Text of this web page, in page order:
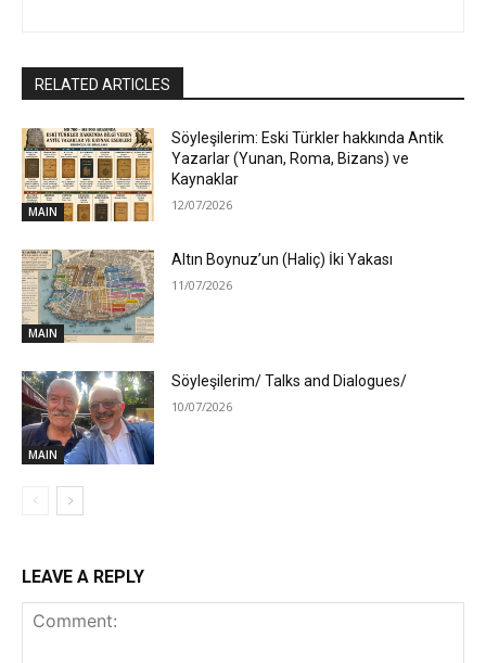
RELATED ARTICLES
MAIN
Söyleşilerim: Eski Türkler hakkında Antik
Yazarlar (Yunan, Roma, Bizans) ve
Kaynaklar
12/07/2026
MAIN
Altın Boynuz’un (Haliç) İki Yakası
11/07/2026
MAIN
Söyleşilerim/ Talks and Dialogues/
10/07/2026
LEAVE A REPLY